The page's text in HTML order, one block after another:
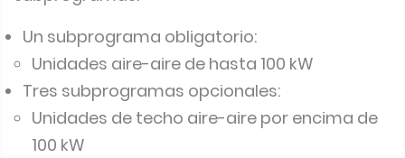
Un subprograma obligatorio:
Unidades aire-aire de hasta 100 kW
Tres subprogramas opcionales:
Unidades de techo aire-aire por encima de
100 kW